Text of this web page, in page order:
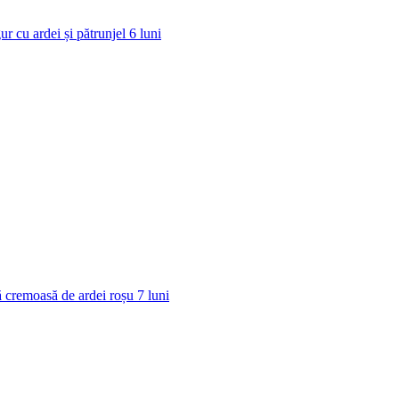
cu ardei și pătrunjel 6 luni
cremoasă de ardei roșu 7 luni